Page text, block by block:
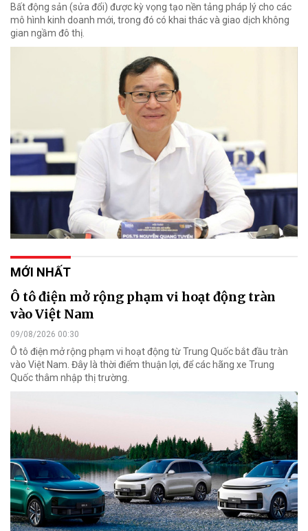
Bất động sản (sửa đổi) được kỳ vọng tạo nền tảng pháp lý cho các
mô hình kinh doanh mới, trong đó có khai thác và giao dịch không
gian ngầm đô thị.
MỚI NHẤT
Ô tô điện mở rộng phạm vi hoạt động tràn
vào Việt Nam
09/08/2026 00:30
Ô tô điện mở rộng phạm vi hoạt động từ Trung Quốc bắt đầu tràn
vào Việt Nam. Đây là thời điểm thuận lợi, để các hãng xe Trung
Quốc thâm nhập thị trường.